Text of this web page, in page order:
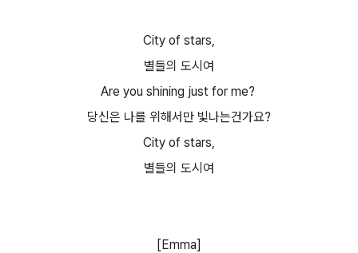
City of stars,
별들의 도시여
Are you shining just for me?
당신은 나를 위해서만 빛나는건가요?
City of stars,
별들의 도시여
[Emma]